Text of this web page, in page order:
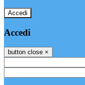
Accedi
Accedi
button close ×